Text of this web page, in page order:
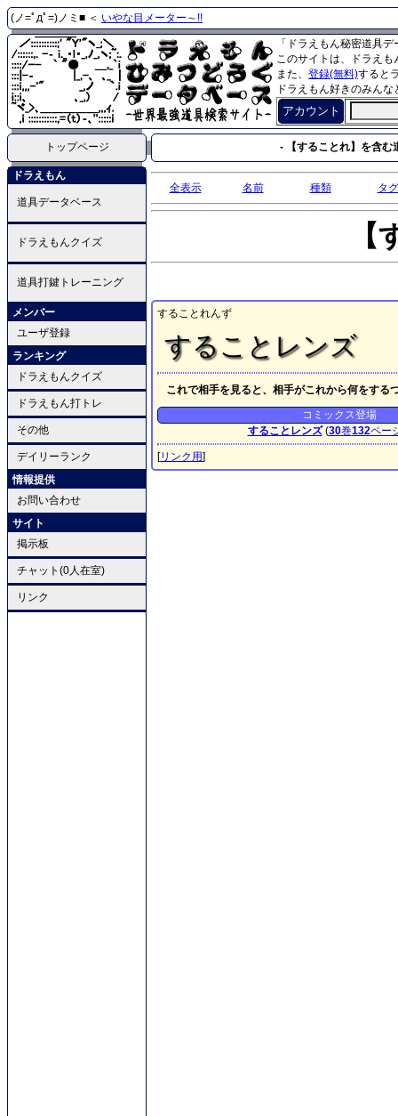
(ノ=ﾟдﾟ=)ノミ■ ＜ いやな目メーター～!!
「ドラえもん秘密道具
このサイトは、ドラえ
また、 登録(無料)すると
ドラえもん好きのみん
アカウント
トップページ - 【することれ】を含む
ドラえもん
道具データベース
ドラえもんクイズ
道具打鍵トレーニング
メンバー
ユーザ登録
ランキング
ドラえもんクイズ
ドラえもん打トレ
その他
デイリーランク
情報提供
お問い合わせ
サイト
掲示板
チャット(0人在室)
リンク
全表示 名前 種類 タグ
することれんず
することレンズ
これで相手を見ると、相手がこれから何をする
コミックス登場
することレンズ(30巻132ペー
[リンク用]